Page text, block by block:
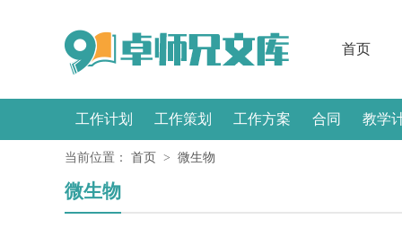
首页
工作计划 工作策划 工作方案 合同 教学
感言
当前位置： 首页 > 微生物
微生物